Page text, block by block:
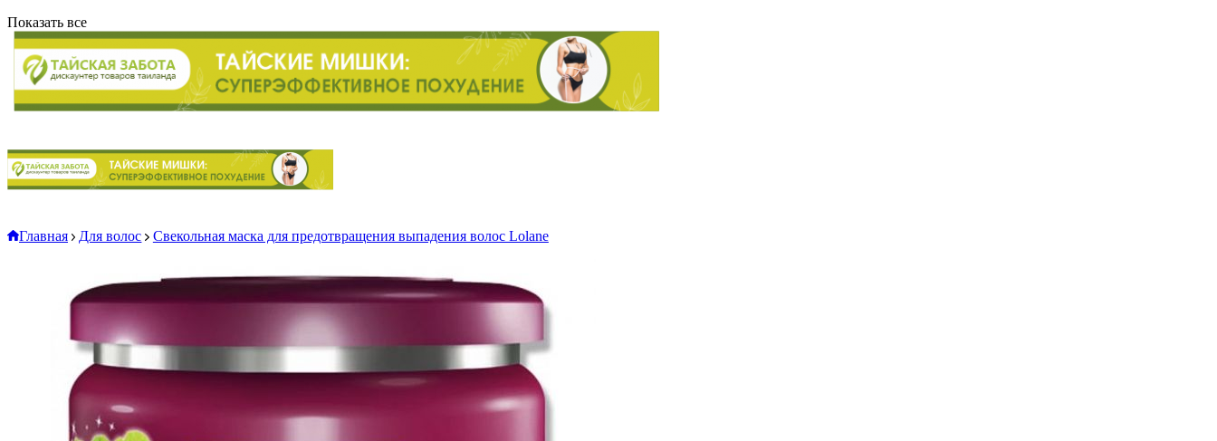
Показать все
Главная Для волос Свекольная маска для предотвращения выпадения волос Lolane